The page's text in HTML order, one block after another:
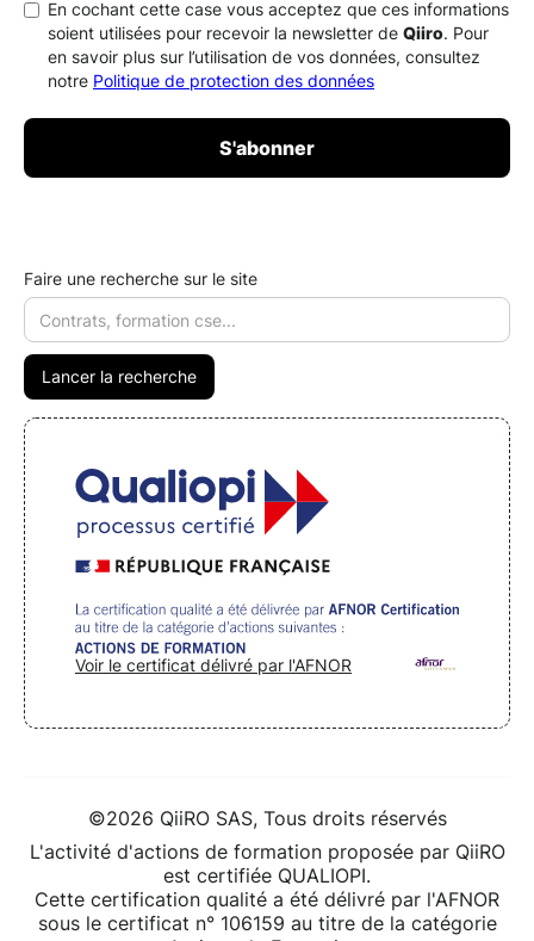
En cochant cette case vous acceptez que ces informations
soient utilisées pour recevoir la newsletter de Qiiro. Pour
en savoir plus sur l’utilisation de vos données, consultez
notre Politique de protection des données
Faire une recherche sur le site
Voir le certificat délivré par l'AFNOR
©2026 QiiRO SAS, Tous droits réservés
L'activité d'actions de formation proposée par QiiRO
est certifiée QUALIOPI.
Cette certification qualité a été délivré par l'AFNOR
sous le certificat n° 106159 au titre de la catégorie